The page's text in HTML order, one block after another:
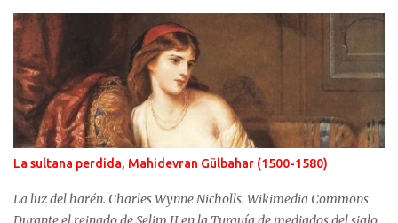
La sultana perdida, Mahidevran Gülbahar (1500-1580)
La luz del harén. Charles Wynne Nicholls. Wikimedia Commons